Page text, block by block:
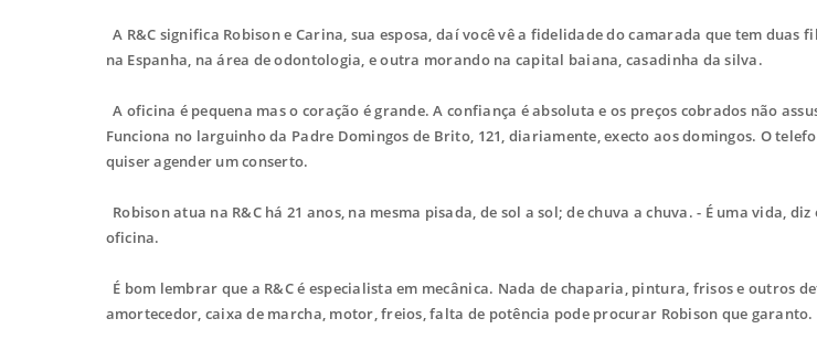
A R&C significa Robison e Carina, sua esposa, daí você vê a fidelidade do camarada que tem duas
na Espanha, na área de odontologia, e outra morando na capital baiana, casadinha da silva.
A oficina é pequena mas o coração é grande. A confiança é absoluta e os preços cobrados não
Funciona no larguinho da Padre Domingos de Brito, 121, diariamente, execto aos domingos. O
quiser agender um conserto.
Robison atua na R&C há 21 anos, na mesma pisada, de sol a sol; de chuva a chuva. - É uma vida,
oficina.
É bom lembrar que a R&C é especialista em mecânica. Nada de chaparia, pintura, frisos e outros
amortecedor, caixa de marcha, motor, freios, falta de potência pode procurar Robison que garanto.